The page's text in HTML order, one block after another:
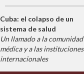
Cuba: el colapso de un
sistema de salud
Un llamado a la comunidad
médica y a las instituciones
internacionales